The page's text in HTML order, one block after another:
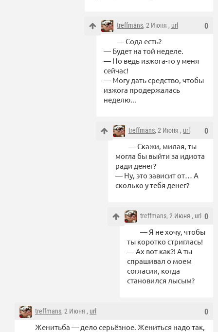
0
treffmans, 2 Июня , url
— Сода есть?
— Будет на той неделе.
— Но ведь изжога-то у меня
сейчас!
— Могу дать средство, чтобы
изжога продержалась
неделю...
0
treffmans, 2 Июня , url
— Скажи, милая, ты
могла бы выйти за идиота
ради денег?
— Ну, это зависит от… А
сколько у тебя денег?
0
treffmans, 2 Июня , url
— Я не хочу, чтобы
ты коротко стриглась!
— Ах вот как?! А ты
спрашивал о моем
согласии, когда
становился лысым?
0
treffmans, 2 Июня , url
Женитьба — дело серьёзное. Жениться надо так,